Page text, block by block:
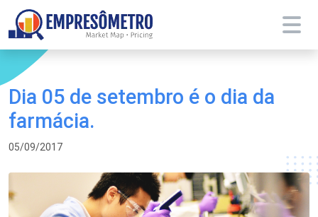
Dia 05 de setembro é o dia da
farmácia.
05/09/2017